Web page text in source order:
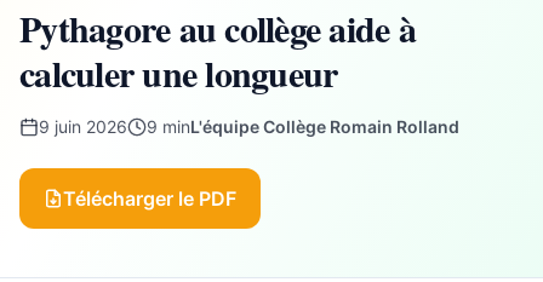
Pythagore au collège aide à
calculer une longueur
9 juin 2026 9 minL'équipe Collège Romain Rolland
Télécharger le PDF